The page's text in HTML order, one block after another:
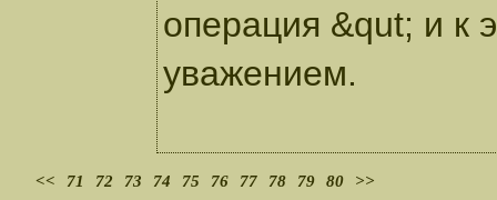
операция &qut; и к
уважением.
<< 71 72 73 74 75 76 77 78 79 80 >>